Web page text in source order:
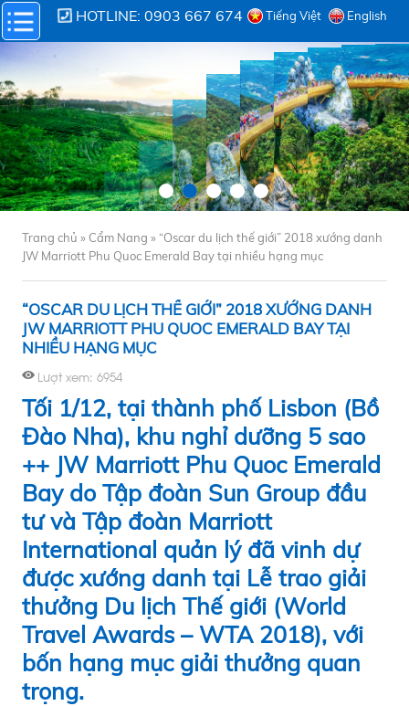
Tiếng Việt English
HOTLINE: 0903 667 674
Trang chủ » Cẩm Nang » “Oscar du lịch thế giới” 2018 xướng danh
JW Marriott Phu Quoc Emerald Bay tại nhiều hạng mục
“OSCAR DU LỊCH THẾ GIỚI” 2018 XƯỚNG DANH
JW MARRIOTT PHU QUOC EMERALD BAY TẠI
NHIỀU HẠNG MỤC
Lượt xem: 6954
Tối 1/12, tại thành phố Lisbon (Bồ
Đào Nha), khu nghỉ dưỡng 5 sao
++ JW Marriott Phu Quoc Emerald
Bay do Tập đoàn Sun Group đầu
tư và Tập đoàn Marriott
International quản lý đã vinh dự
được xướng danh tại Lễ trao giải
thưởng Du lịch Thế giới (World
Travel Awards – WTA 2018), với
bốn hạng mục giải thưởng quan
trọng.